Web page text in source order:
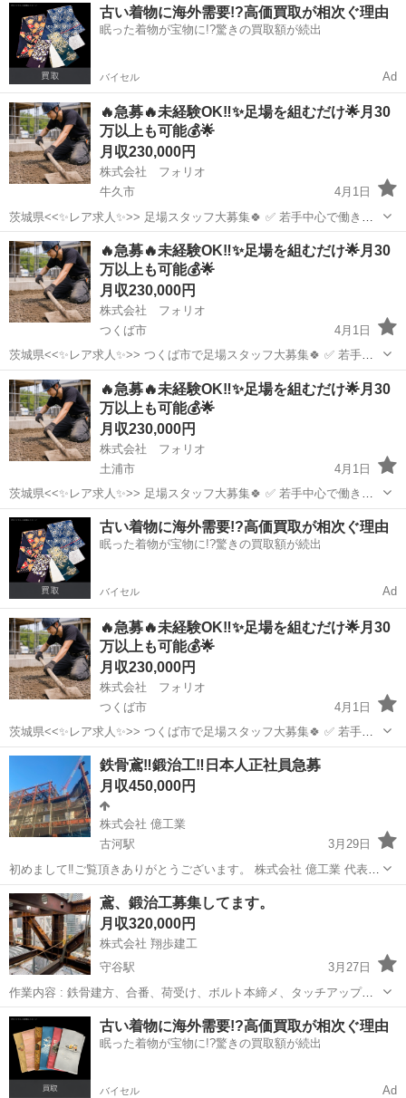
総合設備業 配管 ダクト 空調工事 足場鳶 架台組み
立て スリーブ工事 ...
古い着物に海外需要!?高価買取が相次ぐ理由
眠った着物が宝物に!?驚きの買取額が続出
バイセル Ad
🔥急募🔥未経験OK‼️✨足場を組むだけ🌟月30
万以上も可能💰🌟
月収230,000円
株式会社 フォリオ
牛久市
4月1日
茨城県<<✨レア求人✨>> 足場スタッフ大募集🍀 ✅ 若手中心で働きや
すい😏人間関係ストレスなし✨ ✅ 未経験でも安心👍サポート体制バッ
チリ❗️ ✅ 即面接・即採用🚀すぐ働きたい方歓迎❗️ この求人に辿り着...
茨城 牛久市 鳶職 未経験
🔥急募🔥未経験OK‼️✨足場を組むだけ🌟月30
万以上も可能💰🌟
月収230,000円
株式会社 フォリオ
つくば市
4月1日
茨城県<<✨レア求人✨>> つくば市で足場スタッフ大募集🍀 ✅ 若手中
心で働きやすい😏人間関係ストレスなし✨ ✅ 未経験でも安心👍サポー
ト体制バッチリ❗️ ✅ 即面接・即採用🚀すぐ働きたい方歓迎❗️ この求...
茨城 つくば市 鳶職 未経験
🔥急募🔥未経験OK‼️✨足場を組むだけ🌟月30
万以上も可能💰🌟
月収230,000円
株式会社 フォリオ
土浦市
4月1日
茨城県<<✨レア求人✨>> 足場スタッフ大募集🍀 ✅ 若手中心で働きや
すい😏人間関係ストレスなし✨ ✅ 未経験でも安心👍サポート体制バッ
チリ❗️ ✅ 即面接・即採用🚀すぐ働きたい方歓迎❗️ この求人に辿り着...
茨城 土浦市 鳶職 未経験
古い着物に海外需要!?高価買取が相次ぐ理由
眠った着物が宝物に!?驚きの買取額が続出
バイセル Ad
🔥急募🔥未経験OK‼️✨足場を組むだけ🌟月30
万以上も可能💰🌟
月収230,000円
株式会社 フォリオ
つくば市
4月1日
茨城県<<✨レア求人✨>> つくば市で足場スタッフ大募集🍀 ✅ 若手中
心で働きやすい😏人間関係ストレスなし✨ ✅ 未経験でも安心👍サポー
ト体制バッチリ❗️ ✅ 即面接・即採用🚀すぐ働きたい方歓迎❗️ この求...
茨城 つくば市 鳶職 未経験
鉄骨鳶‼️鍛治工‼️日本人正社員急募
月収450,000円
株式会社 億工業
古河駅
3月29日
初めまして‼️ご覧頂きありがとうございます。 株式会社 億工業 代表の
井口億万です。 (作業内容) 鉄骨の組み立て、ボルト本締め、デッキ張
り、鍛治工事、 ボルト入れ本締め 経験、学歴、男女、...
茨城 古河市 古河駅 鳶職 鍛治
鳶、鍛治工募集してます。
月収320,000円
株式会社 翔歩建工
守谷駅
3月27日
作業内容 : 鉄骨建方、合番、荷受け、ボルト本締メ、タッチアップ、
ダメ直し 作業時間: 8:00〜17:00 早出、残業、手当有り、 会社概要: 福
利厚生、社員寮有り、早出残業手当、家族手当、役職手当、 ...
茨城 取手市 守谷駅 鳶職 タッチアップ
古い着物に海外需要!?高価買取が相次ぐ理由
眠った着物が宝物に!?驚きの買取額が続出
バイセル Ad